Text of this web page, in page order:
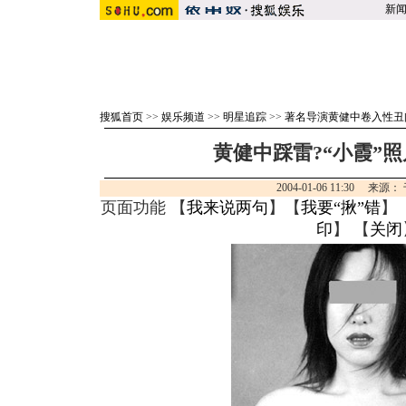
新闻
搜狐首页 >> 娱乐频道 >> 明星追踪 >> 著名导演黄健中卷入性
黄健中踩雷?“小霞”
2004-01-06 11:30 来源：
页面功能 【我来说两句 】【我要“揪”错】
印 】 【 关闭